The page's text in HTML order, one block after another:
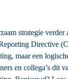
strategie verder
Directive
maar een
en collega’s dit